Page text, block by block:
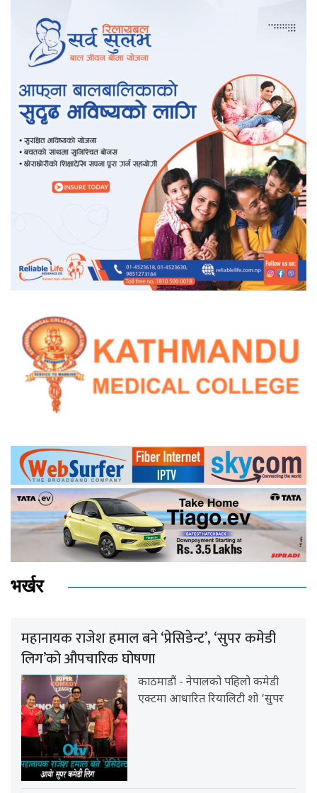
भर्खर
महानायक राजेश हमाल बने ‘प्रेसिडेन्ट’, ‘सुपर कमेडी
लिग’को औपचारिक घोषणा
काठमाडौं - नेपालको पहिलो कमेडी
एक्टमा आधारित रियालिटी शो ‘सुपर